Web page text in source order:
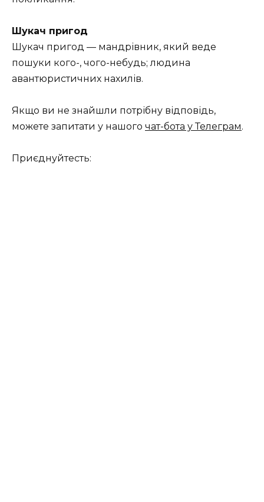
Шукач пригод
Шукач пригод — мандрівник, який веде
пошуки кого-, чого-небудь; людина
авантюристичних нахилів.
Якщо ви не знайшли потрібну відповідь,
можете запитати у нашого чат-бота у Телеграм.
Приєднуйтесть: